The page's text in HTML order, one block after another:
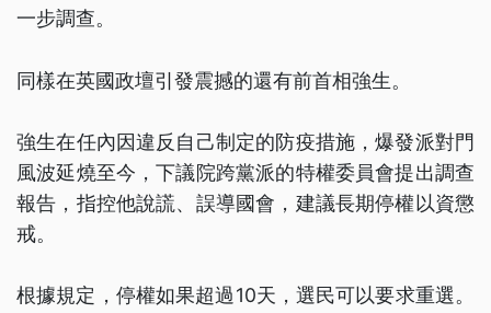
一步調查。
同樣在英國政壇引發震撼的還有前首相強生。
強生在任內因違反自己制定的防疫措施，爆發派對門
風波延燒至今，下議院跨黨派的特權委員會提出調查
報告，指控他說謊、誤導國會，建議長期停權以資懲
戒。
根據規定，停權如果超過10天，選民可以要求重選。